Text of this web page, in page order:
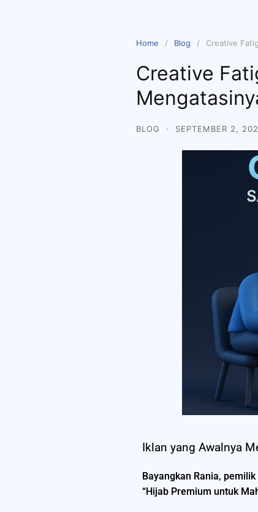
Home Blog Creative
Creative
BLOG · SEPTEMBER 2,
Iklan yang Awalnya
Bayangkan Rania,
“Hijab Premium untuk